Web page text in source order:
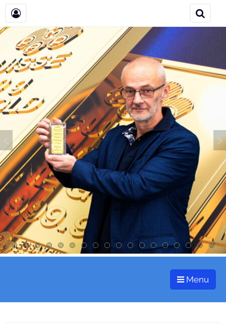
Menu